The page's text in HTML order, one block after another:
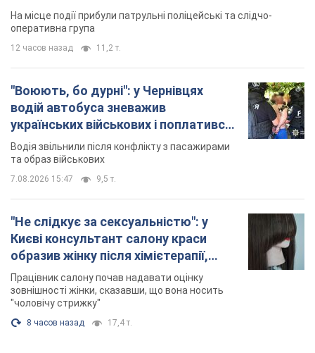
На місце події прибули патрульні поліцейські та слідчо-
оперативна група
12 часов назад 11,2 т.
"Воюють, бо дурні": у Чернівцях
водій автобуса зневажив
українських військових і поплатився.
Відео
Водія звільнили після конфлікту з пасажирами
та образ військових
7.08.2026 15:47 9,5 т.
"Не слідкує за сексуальністю": у
Києві консультант салону краси
образив жінку після хімієтерапії,
розгорівся скандал. Фото
Працівник салону почав надавати оцінку
зовнішності жінки, сказавши, що вона носить
"чоловічу стрижку"
8 часов назад 17,4 т.